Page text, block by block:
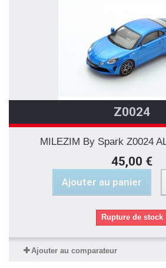
Z0024
MILEZIM By Spark Z0024
45,00 €
Ajouter au panier
Rupture de stock
Ajouter au comparateur